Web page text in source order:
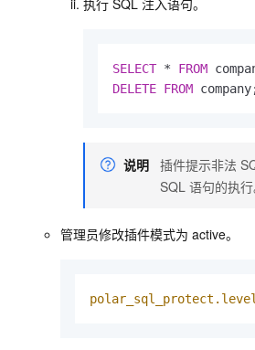
SELECT * FROM
DELETE FROM
说明 插件提示非法
SQL 语句的执行
管理员修改插件模式为 active。
polar_sql_protect.level